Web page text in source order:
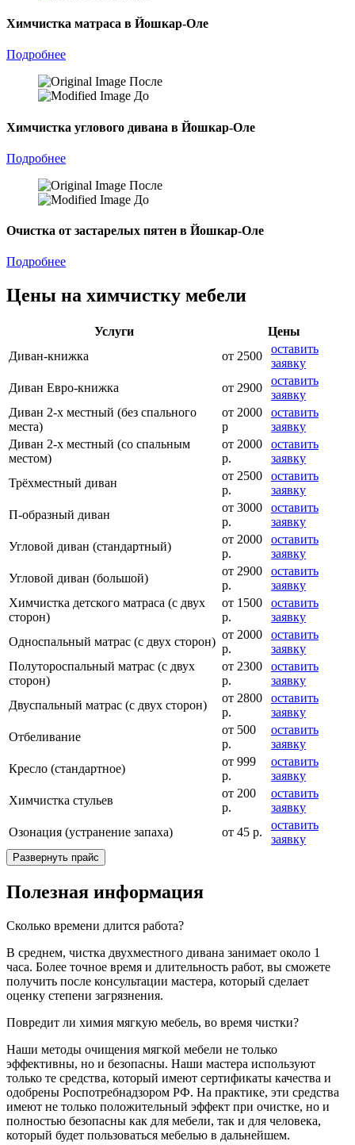
Химчистка матраса в Йошкар-Оле
Подробнее
После
До
Химчистка углового дивана в Йошкар-Оле
Подробнее
После
До
Очистка от застарелых пятен в Йошкар-Оле
Подробнее
Цены на химчистку мебели
Услуги
Цены
Диван-книжка
от 2500
оставить
заявку
Диван Евро-книжка
от 2900
оставить
заявку
Диван 2-х местный (без спального
места)
от 2000
р
оставить
заявку
Диван 2-х местный (со спальным
местом)
от 2000
р.
оставить
заявку
Трёхместный диван
от 2500
р.
оставить
заявку
П-образный диван
от 3000
р.
оставить
заявку
Угловой диван (стандартный)
от 2000
р.
оставить
заявку
Угловой диван (большой)
от 2900
р.
оставить
заявку
Химчистка детского матраса (с двух
сторон)
от 1500
р.
оставить
заявку
Односпальный матрас (с двух сторон)
от 2000
р.
оставить
заявку
Полутороспальный матрас (с двух
сторон)
от 2300
р.
оставить
заявку
Двуспальный матрас (с двух сторон)
от 2800
р.
оставить
заявку
Отбеливание
от 500
р.
оставить
заявку
Кресло (стандартное)
от 999
р.
оставить
заявку
Химчистка стульев
от 200
р.
оставить
заявку
Озонация (устранение запаха)
от 45 р.
оставить
заявку
Развернуть прайс
Полезная информация
Сколько времени длится работа?
В среднем, чистка двухместного дивана занимает около 1
часа. Более точное время и длительность работ, вы сможете
получить после консультации мастера, который сделает
оценку степени загрязнения.
Повредит ли химия мягкую мебель, во время чистки?
Наши методы очищения мягкой мебели не только
эффективны, но и безопасны. Наши мастера используют
только те средства, который имеют сертификаты качества и
одобрены Роспотребнадзором РФ. На практике, эти средства
имеют не только положительный эффект при очистке, но и
полностью безопасны как для мебели, так и для человека,
который будет пользоваться мебелью в дальнейшем.